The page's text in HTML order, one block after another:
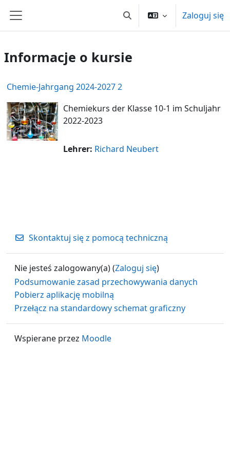
Panel boczny Przełącznik wyszukiwarki
Zaloguj się
Informacje o kursie
Chemie-Jahrgang 2024-2027 2
Chemiekurs der Klasse 10-1 im Schuljahr
2022-2023
Lehrer: Richard Neubert
Skontaktuj się z pomocą techniczną
Nie jesteś zalogowany(a) (Zaloguj się)
Podsumowanie zasad przechowywania danych
Pobierz aplikację mobilną
Przełącz na standardowy schemat graficzny
Wspierane przez Moodle